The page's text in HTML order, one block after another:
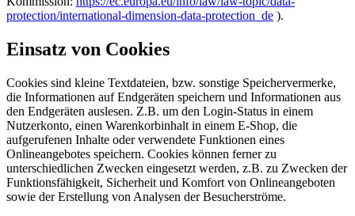
protection/international-dimension-data-protection_de ).
Einsatz von Cookies
Cookies sind kleine Textdateien, bzw. sonstige Speichervermerke,
die Informationen auf Endgeräten speichern und Informationen aus
den Endgeräten auslesen. Z.B. um den Login-Status in einem
Nutzerkonto, einen Warenkorbinhalt in einem E-Shop, die
aufgerufenen Inhalte oder verwendete Funktionen eines
Onlineangebotes speichern. Cookies können ferner zu
unterschiedlichen Zwecken eingesetzt werden, z.B. zu Zwecken der
Funktionsfähigkeit, Sicherheit und Komfort von Onlineangeboten
sowie der Erstellung von Analysen der Besucherströme.